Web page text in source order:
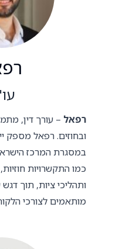
רפאל – עורך דין,
ובחוזים. רפאל מספק
במסגרת המרכז
כמו התקשרויות
ותהליכי ציות, תוך
מותאמים לצורכי